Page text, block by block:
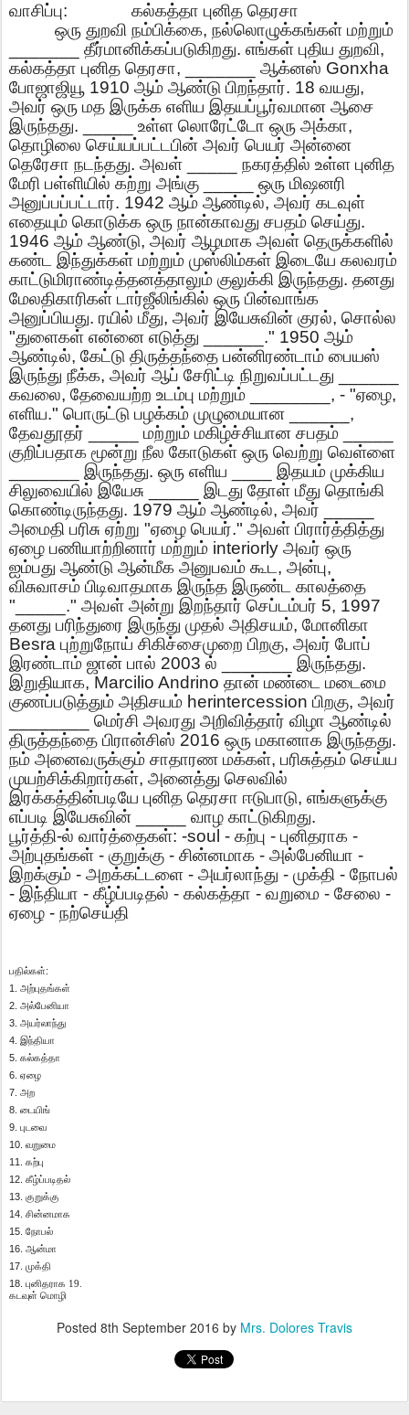
வாசிப்பு: கல்கத்தா புனித தெரசா
ஒரு துறவி நம்பிக்கை, நல்லொழுக்கங்கள் மற்றும்
தீர்மானிக்கப்படுகிறது. எங்கள் புதிய துறவி,
கல்கத்தா புனித தெரசா, _______ ஆக்னஸ் Gonxha
போஜாஜியூ 1910 ஆம் ஆண்டு பிறந்தார். 18 வயது,
அவர் ஒரு மத இருக்க எளிய இதயப்பூர்வமான ஆசை
இருந்தது. _____ உள்ள லொரேட்டோ ஒரு அக்கா,
தொழிலை செய்யப்பட்டபின் அவர் பெயர் அன்னை
தெரேசா நடந்தது. அவள் நகரத்தில் உள்ள புனித
மேரி பள்ளியில் கற்று அங்கு ஒரு மிஷனரி
அனுப்பப்பட்டார். 1942 ஆம் ஆண்டில், அவர் கடவுள்
எதையும் கொடுக்க ஒரு நான்காவது சபதம் செய்து.
1946 ஆம் ஆண்டு, அவர் ஆழமாக அவள் தெருக்களில்
கண்ட
இந்துக்கள் மற்றும் முஸ்லிம்கள் இடையே கலவரம்
காட்டுமிராண்டித்தனத்தாலும் குலுக்கி இருந்தது. தனது
மேலதிகாரிகள் டார்ஜீலிங்கில் ஒரு பின்வாங்க
அனுப்பியது. ரயில் மீது, அவர் இயேசுவின் குரல், சொல்ல
"துளைகள் என்னை எடுத்து ______." 1950 ஆம்
ஆண்டில், கேட்டு திருத்தந்தை பன்னிரண்டாம் பையஸ்
இருந்து நீக்க, அவர் ஆப் சேரிட்டி நிறுவப்பட்டது
கவலை, தேவையற்ற உடம்பு மற்றும் ________, - "ஏழை,
எளிய." பொருட்டு பழக்கம் முழுமையான ______,
தேவதூதர்
மற்றும் மகிழ்ச்சியான சபதம்
குறிப்பதாக மூன்று நீல கோடுகள் ஒரு வெற்று வெள்ளை
இருந்தது. ஒரு எளிய இதயம் முக்கிய
சிலுவையில் இயேசு இடது தோள் மீது தொங்கி
கொண்டிருந்தது. 1979 ஆம் ஆண்டில், அவர்
அமைதி பரிசு ஏற்று "ஏழை பெயர்." அவள் பிரார்த்தித்து
ஏழை பணியாற்றினார் மற்றும் interiorly அவர் ஒரு
ஐம்பது ஆண்டு ஆன்மீக அனுபவம் கூட , அன்பு,
விசுவாசம் பிடிவாதமாக இருந்த இருண்ட
காலத்தை
"_____." அவள் அன்று இறந்தார் செப்டம்பர் 5, 1997
தனது பரிந்துரை இருந்து முதல் அதிசயம், மோனிகா
Besra புற்றுநோய் சிகிச்சைமுறை பிறகு, அவர் போப்
இரண்டாம் ஜான் பால் 2003 ல் இருந்தது.
இறுதியாக, Marcilio Andrino தான் மண்டை
மடைமை
குணப்படுத்தும் அதிசயம் herintercession பிறகு, அவர்
மெர்சி அவரது அறிவித்தார் விழா ஆண்டில்
திருத்தந்தை பிரான்சிஸ் 2016 ஒரு மகானாக இருந்தது.
நம் அனைவருக்கும் சாதாரண மக்கள், பரிசுத்தம் செய்ய
முயற்சிக்கிறார்கள், அனைத்து செலவில்
இரக்கத்தின்படியே புனித தெரசா ஈடுபாடு, எங்களுக்கு
எப்படி இயேசுவின் வாழ காட்டுகிறது.
பூர்த்தி-ல் வார்த்தைகள்: -soul - கற்பு - புனிதராக -
அற்புதங்கள் - குறுக்கு - சின்னமாக - அல்பேனியா -
இறக்கும் - அறக்கட்டளை - அயர்லாந்து - முக்தி - நோபல்
- இந்தியா - கீழ்ப்படிதல் - கல்கத்தா - வறுமை - சேலை -
ஏழை - நற்செய்தி
பதில்கள்:
1. அற்புதங்கள்
2. அல்பேனியா
3. அயர்லாந்து
4. இந்தியா
5. கல்கத்தா
6. ஏழை
7. அற
8. டையிங்
9. புடவை
10. வறுமை
11. கற்பு
12. கீழ்ப்படிதல்
13. குறுக்கு
14. சின்னமாக
15. நோபல்
16. ஆன்மா
17. முக்தி
18. புனிதராக 19.
கடவுள் மொழி
Posted 8th September 2016 by Mrs. Dolores Travis